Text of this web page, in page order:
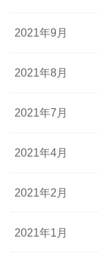
2021年9月
2021年8月
2021年7月
2021年4月
2021年2月
2021年1月